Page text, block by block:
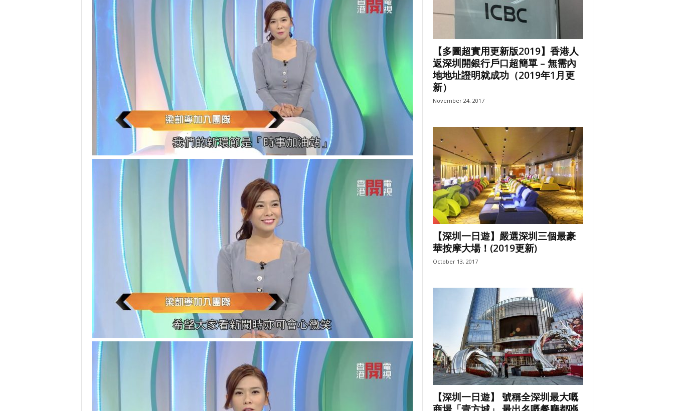
【多圖超實用更新版2019】香港人
返深圳開銀行戶口超簡單 – 無需內
地地址證明就成功（2019年1月更
新）
November 24, 2017
【深圳一日遊】嚴選深圳三個最豪
華按摩大場！(2019更新)
October 13, 2017
【深圳一日遊】 號稱全深圳最大嘅